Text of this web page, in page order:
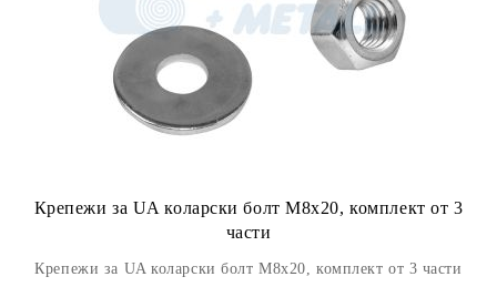
Крепежи за UA коларски болт M8x20, комплект от 3
части
Крепежи за UA коларски болт M8x20, комплект от 3 части